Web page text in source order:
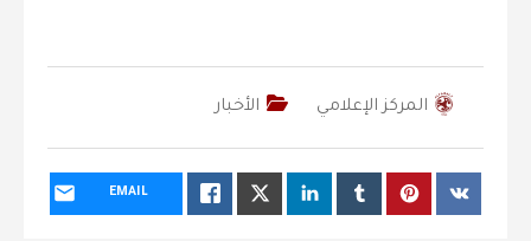
المركز الإعلامي الأخبار
EMAIL